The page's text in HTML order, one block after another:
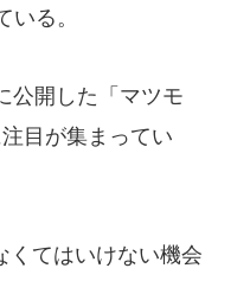
る。
公開した「マツモ
目が集まってい
てはいけない機会